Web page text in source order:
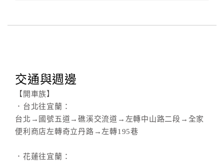
交通與週邊
【開車族】
．台北往宜蘭：
台北→國號五道→礁溪交流道→左轉中山路二段→全家
便利商店左轉奇立丹路→左轉195巷
．花蓮往宜蘭：